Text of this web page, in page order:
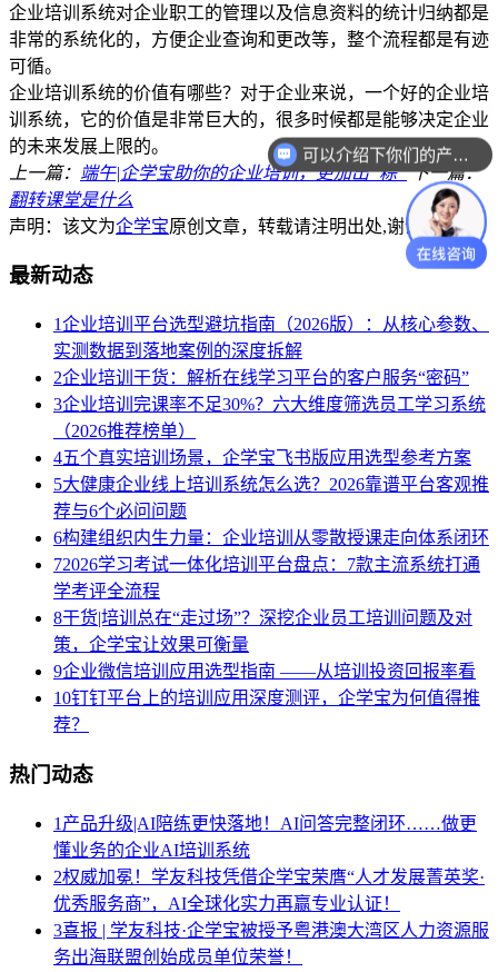
企业培训系统对企业职工的管理以及信息资料的统计归纳都是
非常的系统化的，方便企业查询和更改等，整个流程都是有迹
可循。
企业培训系统的价值有哪些？对于企业来说，一个好的企业培
训系统，它的价值是非常巨大的，很多时候都是能够决定企业
的未来发展上限的。
上一篇： 端午|企学宝助你的企业培训，更加出“粽” 下一篇：
翻转课堂是什么
声明：该文为企学宝原创文章，转载请注明出处,谢谢合作！
最新动态
1企业培训平台选型避坑指南（2026版）：从核心参数、
实测数据到落地案例的深度拆解
2企业培训干货：解析在线学习平台的客户服务“密码”
3企业培训完课率不足30%？六大维度筛选员工学习系统
（2026推荐榜单）
4五个真实培训场景，企学宝飞书版应用选型参考方案
5大健康企业线上培训系统怎么选？2026靠谱平台客观推
荐与6个必问问题
6构建组织内生力量：企业培训从零散授课走向体系闭环
72026学习考试一体化培训平台盘点：7款主流系统打通
学考评全流程
8干货|培训总在“走过场”？深挖企业员工培训问题及对
策，企学宝让效果可衡量
9企业微信培训应用选型指南 ——从培训投资回报率看
10钉钉平台上的培训应用深度测评，企学宝为何值得推
荐？
热门动态
1 产品升级|AI陪练更快落地！AI问答完整闭环……做更
懂业务的企业AI培训系统
2权威加冕！学友科技凭借企学宝荣膺“人才发展菁英奖·
优秀服务商”，AI全球化实力再赢专业认证！
3喜报 | 学友科技·企学宝被授予粤港澳大湾区人力资源服
务出海联盟创始成员单位荣誉！
可以介绍下你们的产品么？